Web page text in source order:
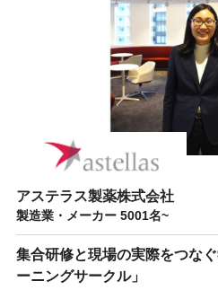
アステラス製薬株式会社
製造業・メーカー 5001名~
集合研修と現場の実際をつな
ーニングサークル」